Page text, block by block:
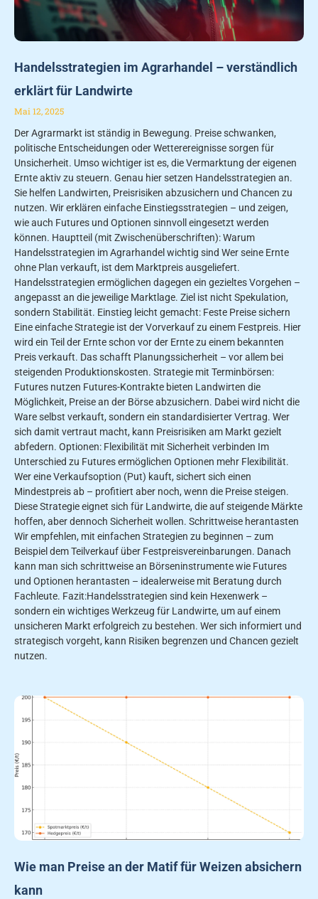
Handelsstrategien im Agrarhandel – verständlich
erklärt für Landwirte
Mai 12, 2025
Der Agrarmarkt ist ständig in Bewegung. Preise schwanken,
politische Entscheidungen oder Wetterereignisse sorgen für
Unsicherheit. Umso wichtiger ist es, die Vermarktung der eigenen
Ernte aktiv zu steuern. Genau hier setzen Handelsstrategien an.
Sie helfen Landwirten, Preisrisiken abzusichern und Chancen zu
nutzen. Wir erklären einfache Einstiegsstrategien – und zeigen,
wie auch Futures und Optionen sinnvoll eingesetzt werden
können. Hauptteil (mit Zwischenüberschriften): Warum
Handelsstrategien im Agrarhandel wichtig sind Wer seine Ernte
ohne Plan verkauft, ist dem Marktpreis ausgeliefert.
Handelsstrategien ermöglichen dagegen ein gezieltes Vorgehen –
angepasst an die jeweilige Marktlage. Ziel ist nicht Spekulation,
sondern Stabilität. Einstieg leicht gemacht: Feste Preise sichern
Eine einfache Strategie ist der Vorverkauf zu einem Festpreis. Hier
wird ein Teil der Ernte schon vor der Ernte zu einem bekannten
Preis verkauft. Das schafft Planungssicherheit – vor allem bei
steigenden Produktionskosten. Strategie mit Terminbörsen:
Futures nutzen Futures-Kontrakte bieten Landwirten die
Möglichkeit, Preise an der Börse abzusichern. Dabei wird nicht die
Ware selbst verkauft, sondern ein standardisierter Vertrag. Wer
sich damit vertraut macht, kann Preisrisiken am Markt gezielt
abfedern. Optionen: Flexibilität mit Sicherheit verbinden Im
Unterschied zu Futures ermöglichen Optionen mehr Flexibilität.
Wer eine Verkaufsoption (Put) kauft, sichert sich einen
Mindestpreis ab – profitiert aber noch, wenn die Preise steigen.
Diese Strategie eignet sich für Landwirte, die auf steigende Märkte
hoffen, aber dennoch Sicherheit wollen. Schrittweise herantasten
Wir empfehlen, mit einfachen Strategien zu beginnen – zum
Beispiel dem Teilverkauf über Festpreisvereinbarungen. Danach
kann man sich schrittweise an Börseninstrumente wie Futures
und Optionen herantasten – idealerweise mit Beratung durch
Fachleute. Fazit:Handelsstrategien sind kein Hexenwerk –
sondern ein wichtiges Werkzeug für Landwirte, um auf einem
unsicheren Markt erfolgreich zu bestehen. Wer sich informiert und
strategisch vorgeht, kann Risiken begrenzen und Chancen gezielt
nutzen.
Wie man Preise an der Matif für Weizen absichern
kann